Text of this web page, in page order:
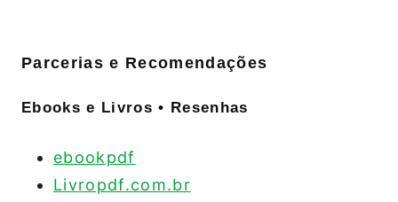
Parcerias e Recomendações
Ebooks e Livros • Resenhas
ebookpdf
Livropdf.com.br